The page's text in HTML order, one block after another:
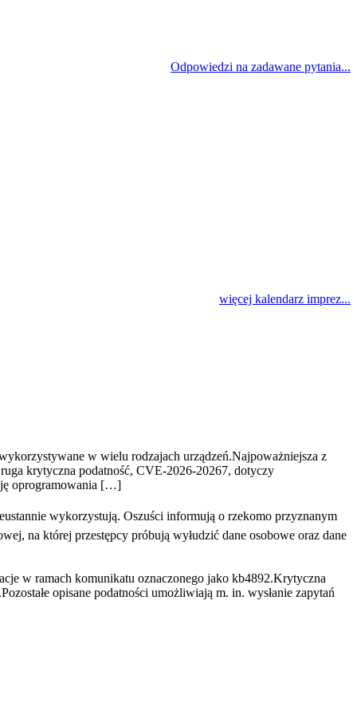
Odpowiedzi na zadawane pytania...
więcej kalendarz imprez...
w wielu rodzajach urządzeń.Najpoważniejsza z
krytyczna podatność, CVE-2026-20267, dotyczy
oprogramowania […]
wykorzystują. Oszuści informują o rzekomo przyznanym
na której przestępcy próbują wyłudzić dane osobowe oraz dane
w ramach komunikatu oznaczonego jako kb4892.Krytyczna
opisane podatności umożliwiają m. in. wysłanie zapytań